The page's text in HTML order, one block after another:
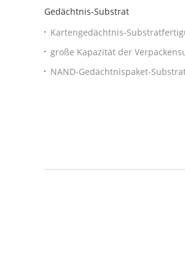
Gedächtnis-Substrat
Kartengedächtnis-
große Kapazität der
NAND-Gedächtnispaket-